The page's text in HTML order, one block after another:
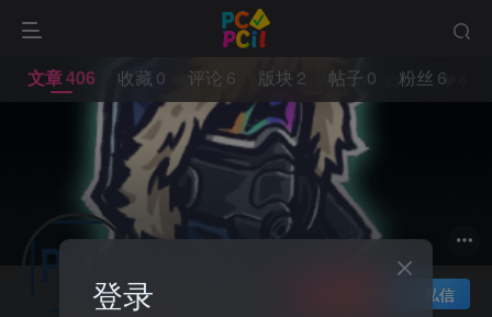
5.2W+ 4101
私信
文章406 收藏 0 评论 6 版块 2 帖子 0 粉丝 6
登录